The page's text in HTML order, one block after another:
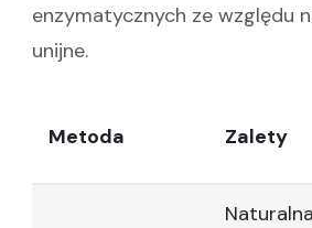
enzymatycznych ze względu
unijne.
Metoda Zalety